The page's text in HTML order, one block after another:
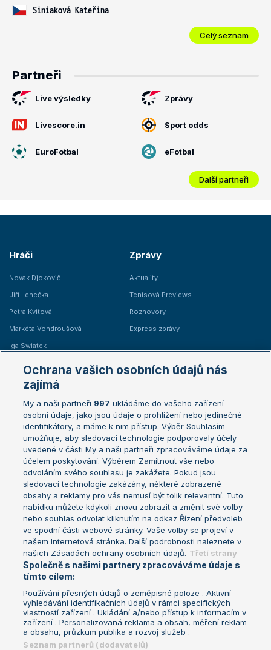
Siniaková Kateřina
Celý seznam
Partneři
Live výsledky Zprávy
Livescore.in Sport odds
EuroFotbal eFotbal
Další partneři
Hráči
Novak Djokovič
Jiří Lehečka
Petra Kvitová
Markéta Vondroušová
Iga Swiatek
Zprávy
Aktuality
Tenisová Previews
Rozhovory
Express zprávy
Žebříčky
Žebříček ATP (muži)
Žebříček WTA (ženy)
Sázkařský žebříček
Australian Open
French Open
Wimbledon
US Open
Turnaj mistrů
Turnaj mistryň
Aktualní trendy
Fotbalové přestupy
Livesport Daily
LS Prague Open
Podmínky užití
Nastavení soukromí
GDPR a žurnalistika
Reklama
Kontakt
Informace o zpracování osobních
údajů
Ochrana vašich osobních údajů nás
zajímá
My a naši partneři 997 ukládáme do vašeho zařízení
osobní údaje, jako jsou údaje o prohlížení nebo jedinečné
identifikátory, a máme k nim přístup. Výběr Souhlasím
umožňuje, aby sledovací technologie podporovaly účely
uvedené v části My a naši partneři zpracováváme údaje za
účelem poskytování. Výběrem Zamítnout vše nebo
odvoláním svého souhlasu je zakážete. Pokud jsou
sledovací technologie zakázány, některé zobrazené
obsahy a reklamy pro vás nemusí být tolik relevantní. Tuto
nabídku můžete kdykoli znovu zobrazit a změnit své volby
nebo souhlas odvolat kliknutím na odkaz Řízení předvoleb
ve spodní části webové stránky. Vaše volby se projeví v
našem Internetová stránka. Další podrobnosti naleznete v
našich Zásadách ochrany osobních údajů. Třetí strany
Společně s našimi partnery zpracováváme údaje s
tímto cílem:
Používání přesných údajů o zeměpisné poloze . Aktivní
vyhledávání identifikačních údajů v rámci specifických
vlastností zařízení . Ukládání a/nebo přístup k informacím v
zařízení . Personalizovaná reklama a obsah, měření reklam
a obsahu, průzkum publika a rozvoj služeb .
Seznam partnerů (dodavatelů)